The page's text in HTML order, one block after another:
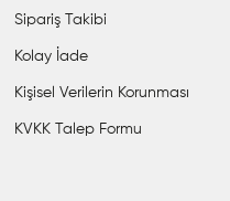
Sipariş Takibi
Kolay İade
Kişisel Verilerin Korunması
KVKK Talep Formu